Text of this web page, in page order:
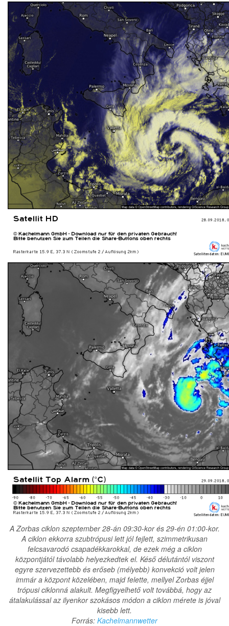
A Zorbas ciklon szeptember 28-án 09:30-kor és 29-én 01:00-kor.
A ciklon ekkorra szubtrópusi lett jól fejlett, szimmetrikusan
felcsavarodó csapadékkarokkal, de ezek még a ciklon
központjától távolabb helyezkedtek el. Késő délutántól viszont
egyre szervezettebb és erőseb (mélyebb) konvekció volt jelen
immár a központ közelében, majd felette, mellyel Zorbas éjjel
trópusi ciklonná alakult. Megfigyelhető volt továbbá, hogy az
átalakulással az ilyenkor szokásos módon a ciklon mérete is jóval
kisebb lett.
Forrás: Kachelmannwetter